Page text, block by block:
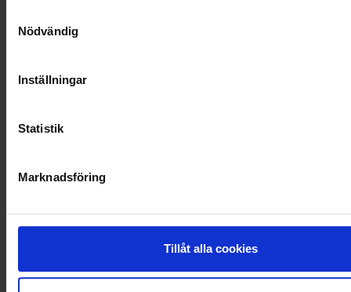
Nödvändig
Inställningar
Statistik
Marknadsföring
Tillåt alla cookies
OHLSSONS REGION MITT
OHLSSONSKOLLEGOR
VELLINGE